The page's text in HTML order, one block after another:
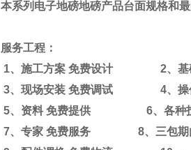
本系列电子地磅地磅产品台面规格和
服务工程：
1、施工方案 免费设计2、基
3、现场安装 免费调试4、操
5、资料 免费提供 6、各种
7、专家 免费服务8、三包期